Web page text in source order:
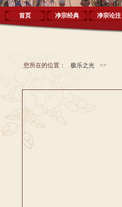
首页 净宗经典 净宗论注
您所在的位置： 极乐之光 >>